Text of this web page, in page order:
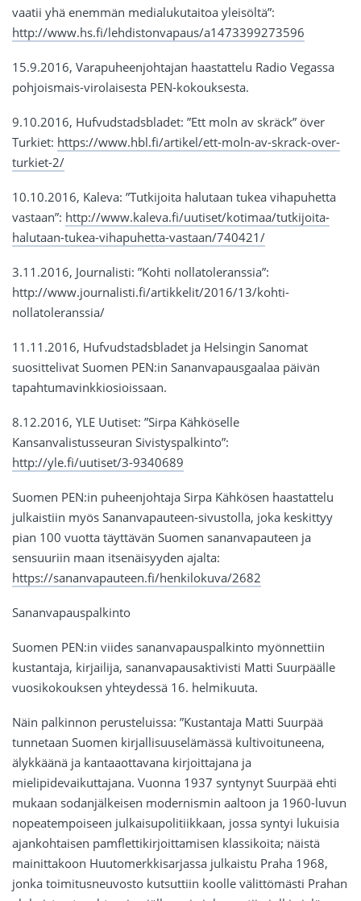
vaatii yhä enemmän medialukutaitoa yleisöltä”:
http://www.hs.fi/lehdistonvapaus/a1473399273596
15.9.2016, Varapuheenjohtajan haastattelu Radio Vegassa
pohjoismais-virolaisesta PEN-kokouksesta.
9.10.2016, Hufvudstadsbladet‎: ”Ett moln av skräck” över
Turkiet: https://www.hbl.fi/artikel/ett-moln-av-skrack-over-
turkiet-2/
10.10.2016, Kaleva: ”Tutkijoita halutaan tukea vihapuhetta
vastaan”: http://www.kaleva.fi/uutiset/kotimaa/tutkijoita-
halutaan-tukea-vihapuhetta-vastaan/740421/
3.11.2016, Journalisti: ”Kohti nollatoleranssia”:
http://www.journalisti.fi/artikkelit/2016/13/kohti-
nollatoleranssia/
11.11.2016, Hufvudstadsbladet‎ ja Helsingin Sanomat
suosittelivat Suomen PEN:in Sananvapausgaalaa päivän
tapahtumavinkkiosioissaan.
8.12.2016, YLE Uutiset: ”Sirpa Kähköselle
Kansanvalistusseuran Sivistyspalkinto”:
http://yle.fi/uutiset/3-9340689
Suomen PEN:in puheenjohtaja Sirpa Kähkösen haastattelu
julkaistiin myös Sananvapauteen-sivustolla, joka keskittyy
pian 100 vuotta täyttävän Suomen sananvapauteen ja
sensuuriin maan itsenäisyyden ajalta:
https://sananvapauteen.fi/henkilokuva/2682
Sananvapauspalkinto
Suomen PEN:in viides sananvapauspalkinto myönnettiin
kustantaja, kirjailija, sananvapausaktivisti Matti Suurpäälle
vuosikokouksen yhteydessä 16. helmikuuta.
Näin palkinnon perusteluissa: ”Kustantaja Matti Suurpää
tunnetaan Suomen kirjallisuuselämässä kultivoituneena,
älykkäänä ja kantaaottavana kirjoittajana ja
mielipidevaikuttajana. Vuonna 1937 syntynyt Suurpää ehti
mukaan sodanjälkeisen modernismin aaltoon ja 1960-luvun
nopeatempoiseen julkaisupolitiikkaan, jossa syntyi lukuisia
ajankohtaisen pamflettikirjoittamisen klassikoita; näistä
mainittakoon Huutomerkkisarjassa julkaistu Praha 1968,
jonka toimitusneuvosto kutsuttiin koolle välittömästi Prahan